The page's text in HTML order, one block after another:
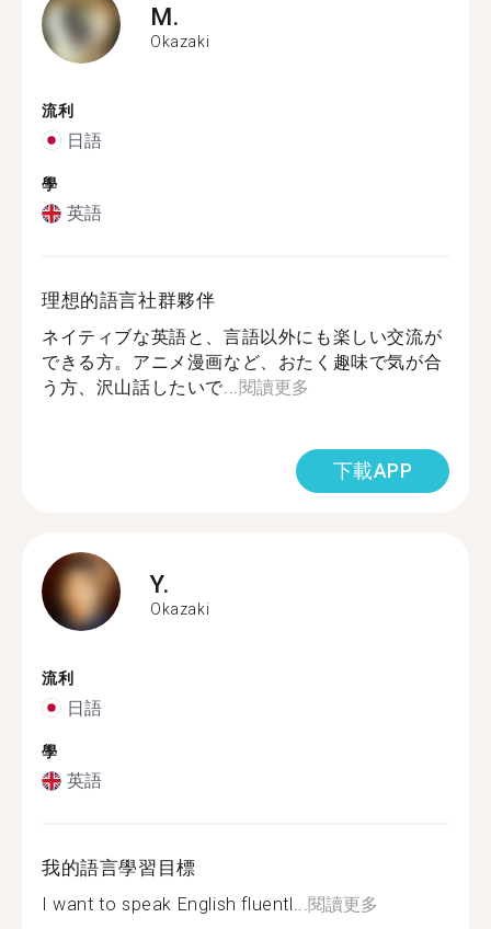
M.
Okazaki
流利
日語
學
英語
理想的語言社群夥伴
ネイティブな英語と、言語以外にも楽しい交流が
できる方。アニメ漫画など、おたく趣味で気が合
う方、沢山話したいで...閱讀更多
下載APP
Y.
Okazaki
流利
日語
學
英語
我的語言學習目標
I want to speak English fluentl...閱讀更多